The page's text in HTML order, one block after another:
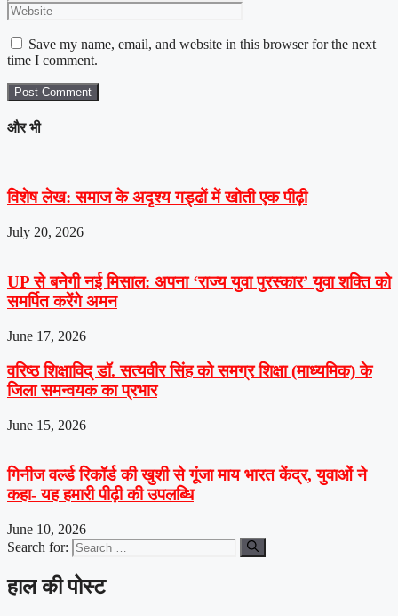
Save my name, email, and website in this browser for the next
time I comment.
और भी
विशेष लेख: समाज के अदृश्य गड्ढों में खोती एक पीढ़ी
July 20, 2026
UP से बनेगी नई मिसाल: अपना ‘राज्य युवा पुरस्कार’ युवा शक्ति को
समर्पित करेंगे अमन
June 17, 2026
वरिष्ठ शिक्षाविद् डॉ. सत्यवीर सिंह को समग्र शिक्षा (माध्यमिक) के
जिला समन्वयक का प्रभार
June 15, 2026
गिनीज वर्ल्ड रिकॉर्ड की खुशी से गूंजा माय भारत केंद्र, युवाओं ने
कहा- यह हमारी पीढ़ी की उपलब्धि
June 10, 2026
Search for:
हाल की पोस्ट